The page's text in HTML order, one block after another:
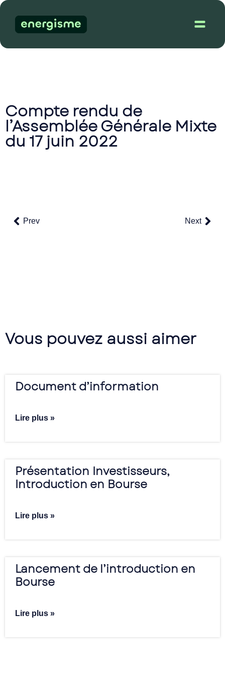
Compte rendu de
l’Assemblée Générale Mixte
du 17 juin 2022
Prev Next
Vous pouvez aussi aimer
Document d’information
Lire plus »
Présentation Investisseurs,
Introduction en Bourse
Lire plus »
Lancement de l’introduction en
Bourse
Lire plus »